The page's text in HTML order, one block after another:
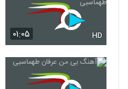
۰۱:۰۵ HD